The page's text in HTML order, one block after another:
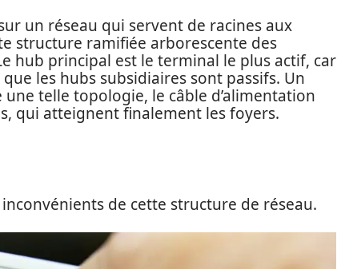
un réseau qui servent de racines aux
structure ramifiée arborescente des
hub principal est le terminal le plus actif, car
les hubs subsidiaires sont passifs. Un
telle topologie, le câble d’alimentation
qui atteignent finalement les foyers.
de cette structure de réseau.